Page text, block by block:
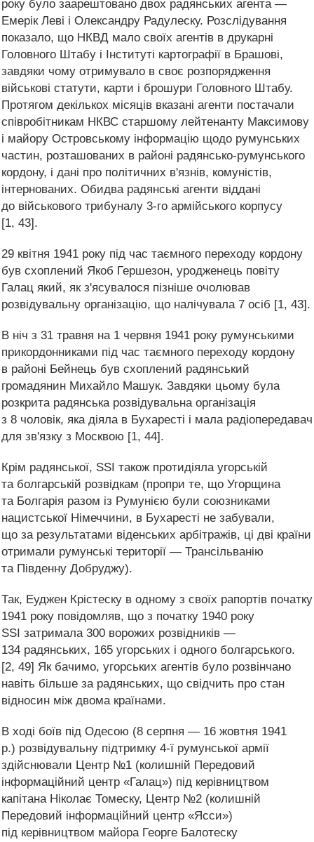
року було заарештовано двох радянських агента —
Емерік Леві і Олександру Радулеску. Розслідування
показало, що НКВД мало своїх агентів в друкарні
Головного Штабу і Інституті картографії в Брашові,
завдяки чому отримувало в своє розпорядження
військові статути, карти і брошури Головного Штабу.
Протягом декількох місяців вказані агенти постачали
співробітникам НКВС старшому лейтенанту Максимову
і майору Островському інформацію щодо румунських
частин, розташованих в районі радянсько-румунського
кордону, і дані про політичних в'язнів, комуністів,
інтернованих. Обидва радянські агенти віддані
до військового трибуналу 3-го армійського корпусу
[1, 43].
29 квітня 1941 року під час таємного переходу кордону
був схоплений Якоб Гершезон, уродженець повіту
Галац який, як з'ясувалося пізніше очолював
розвідувальну організацію, що налічувала 7 осіб [1, 43].
В ніч з 31 травня на 1 червня 1941 року румунськими
прикордонниками під час таємного переходу кордону
в районі Бейнець був схоплений радянський
громадянин Михайло Машук. Завдяки цьому була
розкрита радянська розвідувальна організація
з 8 чоловік, яка діяла в Бухаресті і мала радіопередавач
для зв'язку з Москвою [1, 44].
Крім радянської, SSI також протидіяла угорській
та болгарській розвідкам (пропри те, що Угорщина
та Болгарія разом із Румунією були союзниками
нацистської Німеччини, в Бухаресті не забували,
що за результатами віденських арбітражів, ці дві країни
отримали румунські території — Трансільванію
та Південну Добруджу).
Так, Еуджен Крістеску в одному з своїх рапортів початку
1941 року повідомляв, що з початку 1940 року
SSI затримала 300 ворожих розвідників —
134 радянських, 165 угорських і одного болгарського.
[2, 49] Як бачимо, угорських агентів було розвінчано
навіть більше за радянських, що свідчить про стан
відносин між двома країнами.
В ході боїв під Одесою (8 серпня — 16 жовтня 1941
р.) розвідувальну підтримку 4-ї румунської армії
здійснювали Центр №1 (колишній Передовий
інформаційний центр «Галац») під керівництвом
капітана Ніколає Томеску, Центр №2 (колишній
Передовий інформаційний центр «Ясси»)
під керівництвом майора Георге Балотеску